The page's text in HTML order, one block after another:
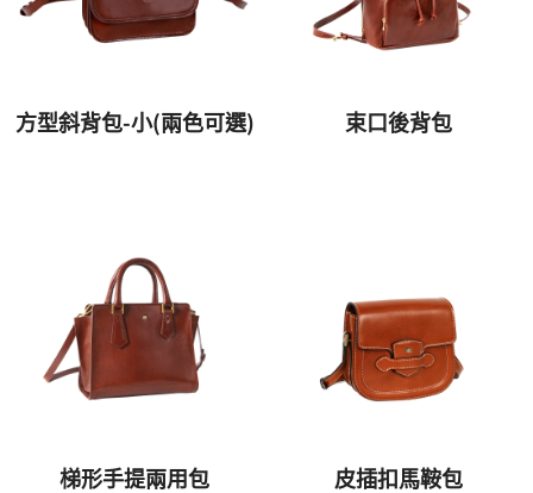
方型斜背包-小(兩色可選) 束口後背包
梯形手提兩用包 皮插扣馬鞍包